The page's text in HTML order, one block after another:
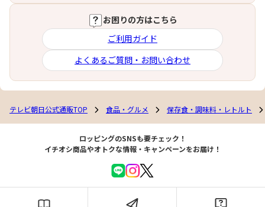
お困りの方はこちら
ご利用ガイド
よくあるご質問・お問い合わせ
テレビ朝日公式通販TOP 食品・グルメ 保存食・調味料・レトルト
ロッピングのSNSも要チェック！
イチオシ商品やオトクな情報・キャンペーンをお届け！